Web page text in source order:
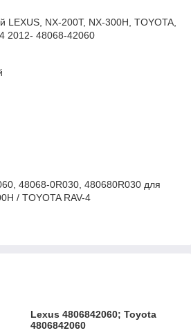
LEXUS, NX-200T, NX-300H, TOYOTA,
2012- 48068-42060
48068-0R030, 480680R030 для
/ TOYOTA RAV-4
Lexus 4806842060; Toyota
4806842060